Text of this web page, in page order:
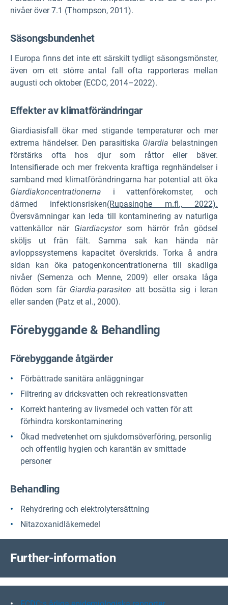
nivåer över 7.1 (Thompson, 2011).
Säsongsbundenhet
I Europa finns det inte ett särskilt tydligt säsongsmönster,
även om ett större antal fall ofta rapporteras mellan
augusti och oktober (ECDC, 2014–2022).
Effekter av klimatförändringar
Giardiasisfall ökar med stigande temperaturer och mer
extrema händelser. Den parasitiska Giardia belastningen
förstärks ofta hos djur som råttor eller bäver.
Intensifierade och mer frekventa kraftiga regnhändelser i
samband med klimatförändringarna har potential att öka
Giardiakoncentrationerna i vattenförekomster, och
därmed infektionsrisken(Rupasinghe m.fl., 2022).
Översvämningar kan leda till kontaminering av naturliga
vattenkällor när Giardiacystorsom härrör från gödsel
sköljs ut från fält. Samma sak kan hända när
avloppssystemens kapacitet överskrids. Torka å andra
sidan kan öka patogenkoncentrationerna till skadliga
nivåer (Semenza och Menne, 2009) eller orsaka låga
flöden som får Giardia-parasiten att bosätta sig i leran
eller sanden (Patz et al., 2000).
Förebyggande & Behandling
Förebyggande åtgärder
Förbättrade sanitära anläggningar
Filtrering av dricksvatten och rekreationsvatten
Korrekt hantering av livsmedel och vatten för att
förhindra korskontaminering
Ökad medvetenhet om sjukdomsöverföring, personlig
och offentlig hygien och karantän av smittade
personer
Behandling
Rehydrering och elektrolytersättning
Nitazoxanidläkemedel
Further-information